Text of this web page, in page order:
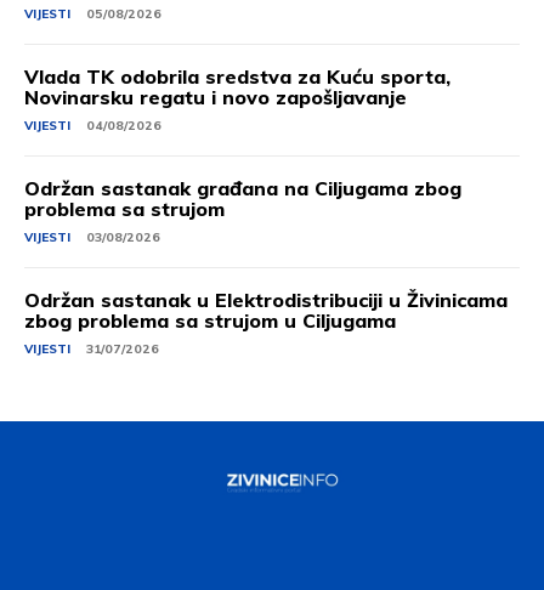
VIJESTI 05/08/2026
Vlada TK odobrila sredstva za Kuću sporta,
Novinarsku regatu i novo zapošljavanje
VIJESTI 04/08/2026
Održan sastanak građana na Ciljugama zbog
problema sa strujom
VIJESTI 03/08/2026
Održan sastanak u Elektrodistribuciji u Živinicama
zbog problema sa strujom u Ciljugama
VIJESTI 31/07/2026